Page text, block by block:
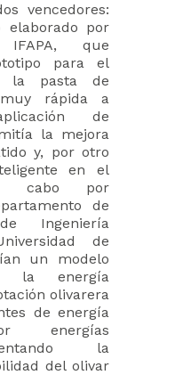
vencedores:
elaborado por
IFAPA, que
para el
la pasta de
rápida a
de
la mejora
y, por otro
en el
cabo por
de
Ingeniería
de
un modelo
la energía
olivarera
de energía
energías
la
del olivar